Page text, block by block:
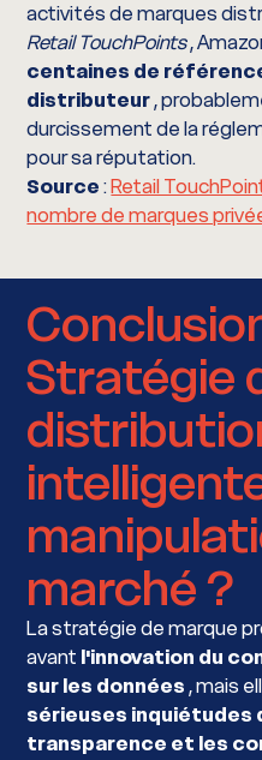
activités de marques
Retail TouchPoints,
centaines de
distributeur,
durcissement de la
pour sa réputation.
Source:Retail
nombre de marques
Stratégie
marché ?
La stratégie de marque
avant l'innovation du
sur les données, mais
sérieuses inquiétudes
transparence et les